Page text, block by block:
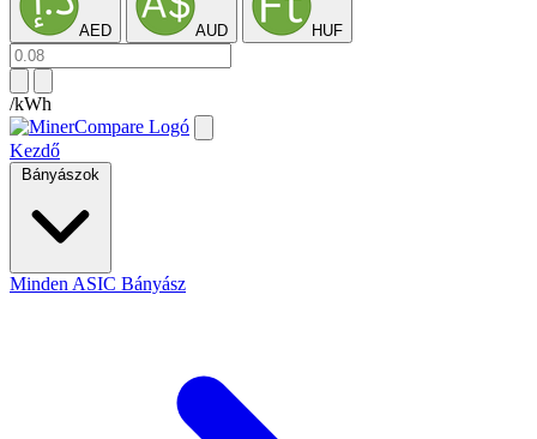
AED AUD HUF
/kWh
Kezdő
Bányászok
Minden ASIC Bányász